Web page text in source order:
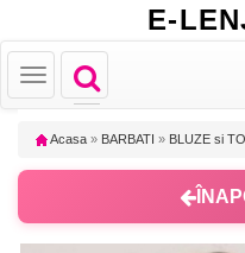
E-
Toggle
navigation
Toggle
navigation
Acasa » BARBATI » BLUZE si